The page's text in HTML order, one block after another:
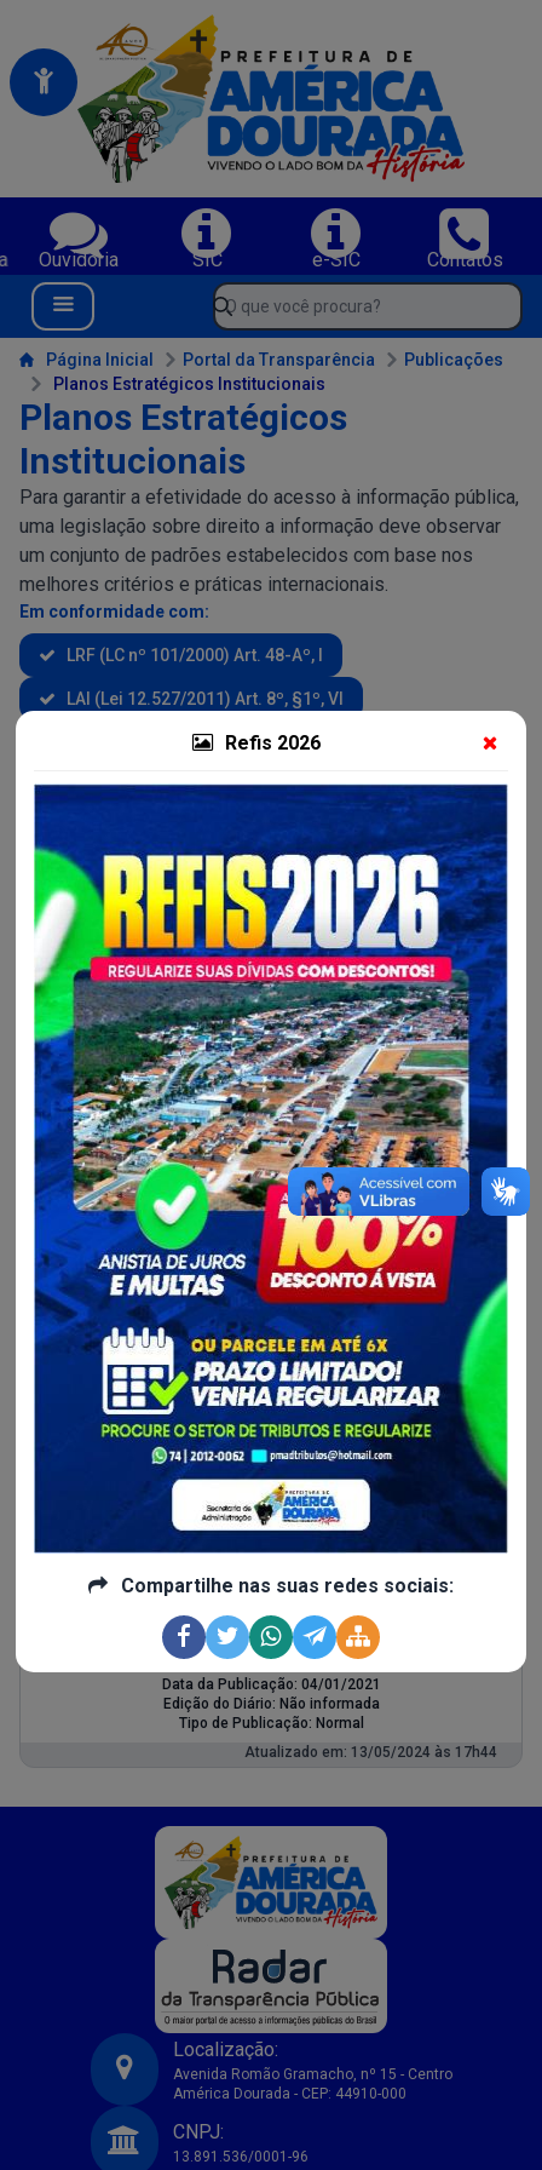
Portal da Prefeitura Municipal de America Dourada-BA
Refis 2026
Compartilhe nas suas redes sociais:
Serviços da Prefeitura Municipal de America Dourada-BA;
Ouvidoria SIC e-SIC
Contatos
Navegue pelo portal da Prefeitura de America Dourada-BA
Menu Bar
O que você procura?
Conteúdo da Prefeitura de America Dourada-BA
Página Inicial Portal da Transparência
Publicações
Planos Estratégicos Institucionais
Planos Estratégicos
Institucionais
Para garantir a efetividade do acesso à informação pública,
uma legislação sobre direito a informação deve observar
um conjunto de padrões estabelecidos com base nos
melhores critérios e práticas internacionais.
Em conformidade com:
LRF (LC nº 101/2000) Art. 48-Aº, I
LAI (Lei 12.527/2011) Art. 8º, §1º, VI
Constituição Federal Art. 37º, Caput,
NLCC (Lei 14.133/21) Art. 5º, caput
Veja mais em Mapa do Site
Busca Detalhada
Palavras-chave
Data Inicial
Data Final
Pesquisar Limpar Dados
Exportar CSV XML JSON PDF
2
Planos Estratégicos Institucionais
Ultíma Atualização em 30/07/2026 às 09:13
Plano Estratégico Institucional - Quadriênio 2025-
Data da Publicação: 08/01/2025
Edição do Diário: Não informada
Tipo de Publicação: Normal
Plano Estratégico Institucional - Quadriênio 2021-
Data da Publicação: 04/01/2021
Edição do Diário: Não informada
Tipo de Publicação: Normal
Atualizado em: 13/05/2024 às 17h44
Prefeitura Municipal de America Dourada-BA
Localização:
Avenida Romão Gramacho, nº 15 - Centro
América Dourada - CEP: 44910-000
CNPJ:
13.891.536/0001-96